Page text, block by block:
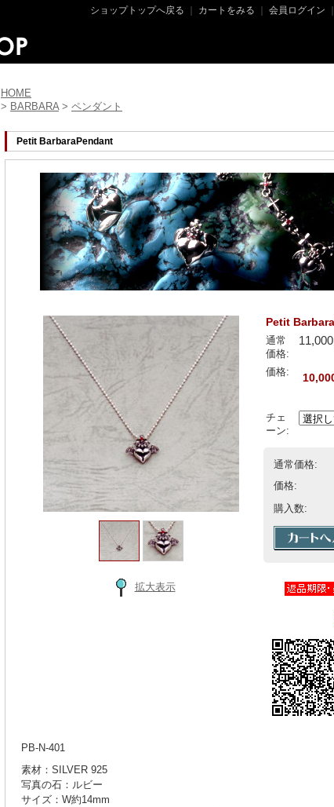
ショップトップへ戻る カートをみる 会員ログイン
HOME
> BARBARA> ペンダント
Petit BarbaraPendant
拡大表示
Petit
通常
価格:
価格:
チェ
ーン:
通常価格:
価格:
購入数:
PB-N-401
素材：SILVER 925
写真の石：ルビー
サイズ：W約14mm